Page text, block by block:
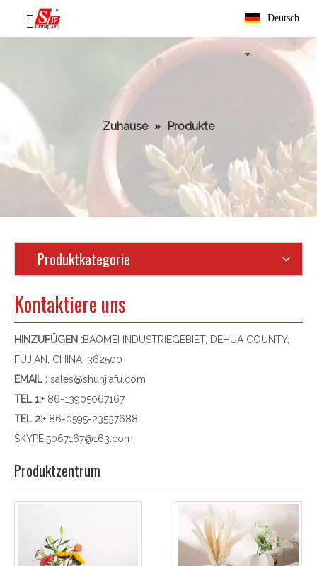
Deutsch
Zuhause » Produkte
Produktkategorie
Kontaktiere uns
HINZUFÜGEN :BAOMEI INDUSTRIEGEBIET, DEHUA COUNTY,
FUJIAN, CHINA, 362500
EMAIL : sales@shunjiafu.com
TEL 1:+ 86-13905067167
TEL 2:+ 86-0595-23537688
SKYPE:5067167@163.com
Produktzentrum